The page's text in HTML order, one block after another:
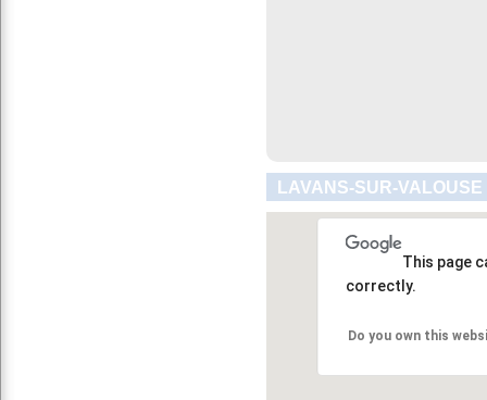
LAVANS-SUR-
This page
correctly.
Do you own this